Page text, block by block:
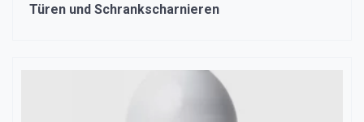
Türen und Schrankscharnieren